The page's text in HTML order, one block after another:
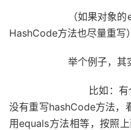
（如果对象的
HashCode方法也尽量重写）
举个例子，其实就
比如：有个A类重
没有重写hashCode方法，
用equals方法相等，按照